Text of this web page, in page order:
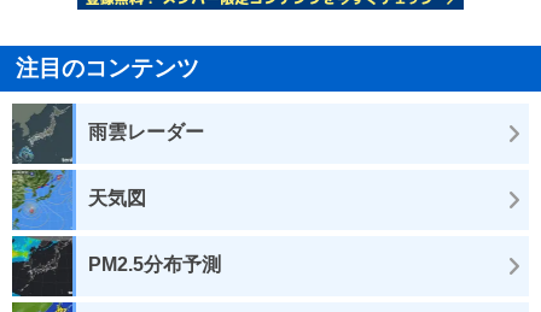
注目のコンテンツ
雨雲レーダー
天気図
PM2.5分布予測